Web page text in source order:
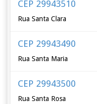
CEP 29943510
Rua Santa Clara
CEP 29943490
Rua Santa Maria
CEP 29943500
Rua Santa Rosa